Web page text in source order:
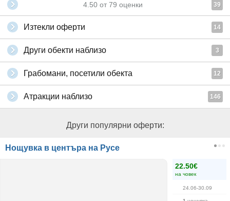
4.50 от 79 оценки 39
Изтекли оферти 14
Други обекти наблизо 3
Грабомани, посетили обекта 12
Атракции наблизо 146
Други популярни оферти:
Нощувка в центъра на Русе
22.50€
на човек
24.06-30.09